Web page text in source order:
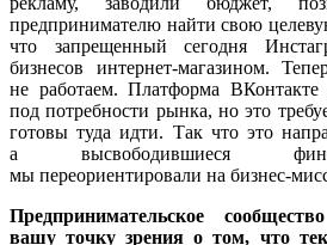
предпринимателю найти свою
что запрещенный сегодня
бизнесов интернет-магазином.
не работаем. Платформа ВКонтакте
под потребности рынка, но это
готовы туда идти. Так что это
а высвободившиеся
мы переориентировали на бизнес-
Предпринимательское
вашу точку зрения о том, что